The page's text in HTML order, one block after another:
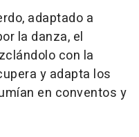
adaptado a
la danza, el
con la
y adapta los
en conventos y